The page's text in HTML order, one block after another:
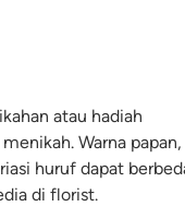
atau hadiah
Warna papan,
huruf dapat
di florist.